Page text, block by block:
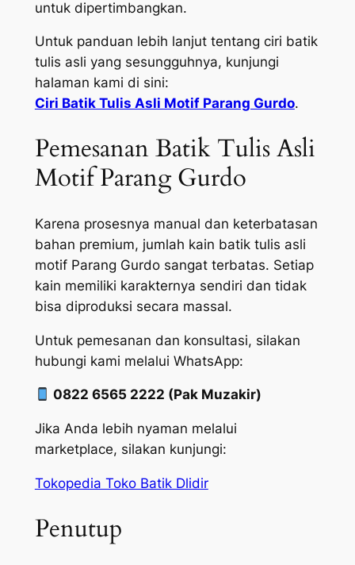
untuk dipertimbangkan.
Untuk panduan lebih lanjut tentang ciri batik
tulis asli yang sesungguhnya, kunjungi
halaman kami di sini:
Ciri Batik Tulis Asli Motif Parang Gurdo.
Pemesanan Batik Tulis Asli
Motif Parang Gurdo
Karena prosesnya manual dan keterbatasan
bahan premium, jumlah kain batik tulis asli
motif Parang Gurdo sangat terbatas. Setiap
kain memiliki karakternya sendiri dan tidak
bisa diproduksi secara massal.
Untuk pemesanan dan konsultasi, silakan
hubungi kami melalui WhatsApp:
0822 6565 2222 (Pak Muzakir)
Jika Anda lebih nyaman melalui
marketplace, silakan kunjungi:
Tokopedia Toko Batik Dlidir
Penutup